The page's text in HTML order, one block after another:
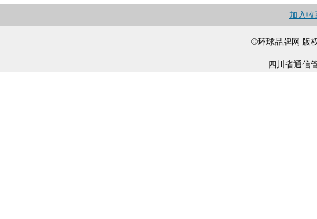
加入收
©环球品牌网 版
四川省通信